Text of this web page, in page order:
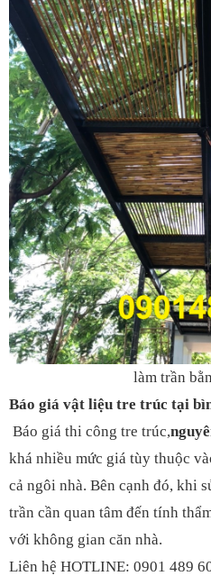
làm trần
Báo giá vật liệu tre trúc tại
Báo giá thi công tre trúc,
khá nhiều mức giá tùy thuộc
cả ngôi nhà. Bên cạnh đó, khi
trần cần quan tâm đến tính
với không gian căn nhà.
Liên hệ HOTLINE: 0901 489